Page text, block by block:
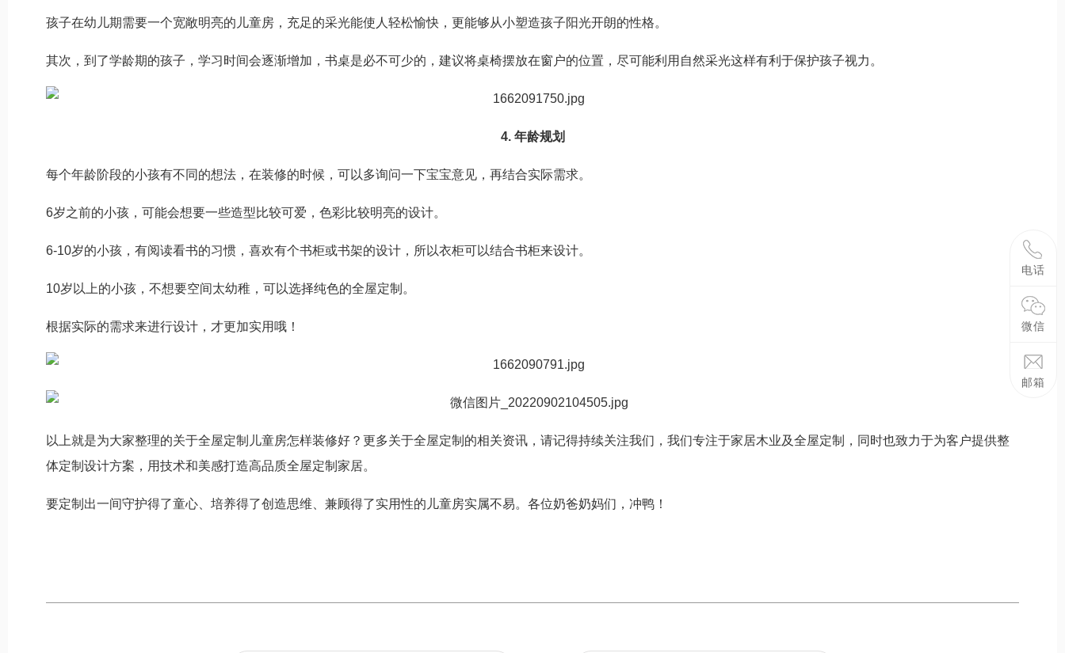
孩子在幼儿期需要一个宽敞明亮的儿童房，充足的采光能使人轻松愉快，更能够从小塑造孩子阳光开朗的性格。
其次，到了学龄期的孩子，学习时间会逐渐增加，书桌是必不可少的，建议将桌椅摆放在窗户的位置，尽可能利用自然采光这样有利于保护孩子视力。
4. 年龄规划
每个年龄阶段的小孩有不同的想法，在装修的时候，可以多询问一下宝宝意见，再结合实际需求。
6岁之前的小孩，可能会想要一些造型比较可爱，色彩比较明亮的设计。
6-10岁的小孩，有阅读看书的习惯，喜欢有个书柜或书架的设计，所以衣柜可以结合书柜来设计。
10岁以上的小孩，不想要空间太幼稚，可以选择纯色的全屋定制。
根据实际的需求来进行设计，才更加实用哦！
以上就是为大家整理的关于全屋定制儿童房怎样装修好？更多关于全屋定制的相关资讯，请记得持续关注我们，我们专注于家居木业及全屋定制，同时也致力于为客户提供整
体定制设计方案，用技术和美感打造高品质全屋定制家居。
要定制出一间守护得了童心、培养得了创造思维、兼顾得了实用性的儿童房实属不易。各位奶爸奶妈们，冲鸭！
电话
0752-
微信
邮箱